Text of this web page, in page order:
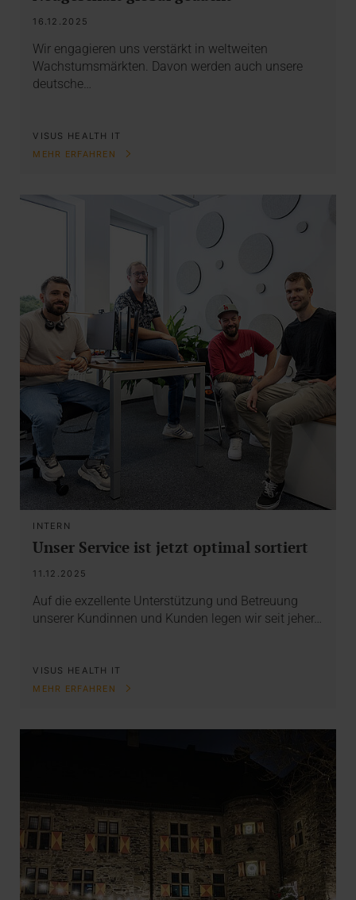
16.12.2025
Wir engagieren uns verstärkt in weltweiten
Wachstumsmärkten. Davon werden auch unsere
deutsche…
VISUS HEALTH IT
MEHR ERFAHREN
INTERN
Unser Service ist jetzt optimal sortiert
11.12.2025
Auf die exzellente Unterstützung und Betreuung
unserer Kundinnen und Kunden legen wir seit jeher…
VISUS HEALTH IT
MEHR ERFAHREN